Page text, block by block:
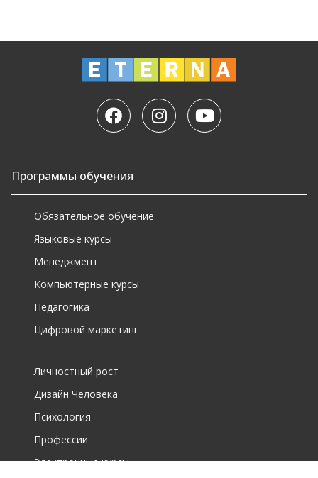
Программы обучения
Обязательное обучение
Языковые курсы
Менеджмент
Компьютерные курсы
Педагогика
Цифровой маркетинг
Личностный рост
Дизайн Человека
Психология
Профессии
Электронные курсы